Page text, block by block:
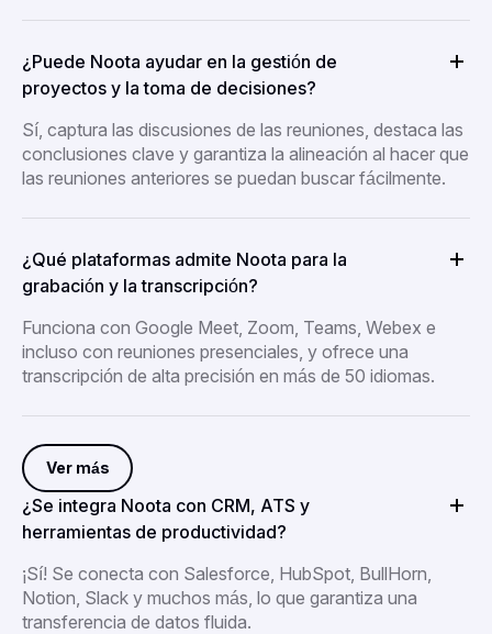
¿Puede Noota ayudar en la gestión de
proyectos y la toma de decisiones?
Sí, captura las discusiones de las reuniones, destaca las
conclusiones clave y garantiza la alineación al hacer que
las reuniones anteriores se puedan buscar fácilmente.
¿Qué plataformas admite Noota para la
grabación y la transcripción?
Funciona con Google Meet, Zoom, Teams, Webex e
incluso con reuniones presenciales, y ofrece una
transcripción de alta precisión en más de 50 idiomas.
Ver más
¿Se integra Noota con CRM, ATS y
herramientas de productividad?
¡Sí! Se conecta con Salesforce, HubSpot, BullHorn,
Notion, Slack y muchos más, lo que garantiza una
transferencia de datos fluida.